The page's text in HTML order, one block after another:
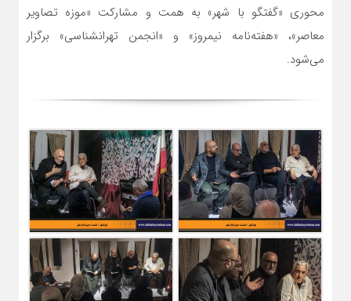
محوری «گفتگو با شهر» به همت و مشارکت «موزه تصاویر
معاصر»، «هفته‌نامه نیمروز» و «انجمن تهرانشناسی» برگزار
می‌شود.